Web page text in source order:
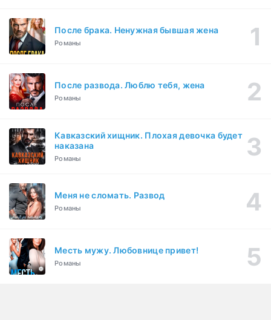
После брака. Ненужная бывшая жена
Романы
После развода. Люблю тебя, жена
Романы
Кавказский хищник. Плохая девочка будет
наказана
Романы
Меня не сломать. Развод
Романы
Месть мужу. Любовнице привет!
Романы